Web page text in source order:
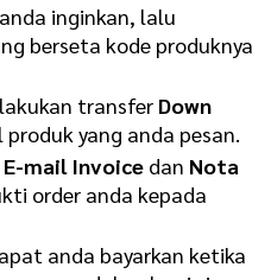
inginkan, lalu
berseta kode produknya
transfer Down
yang anda pesan.
E-mail Invoice dan Nota
order anda kepada
anda bayarkan ketika